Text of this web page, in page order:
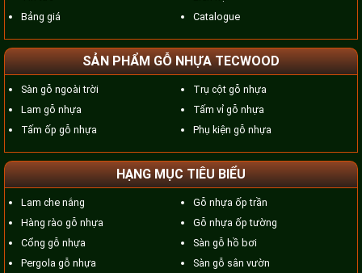
Bảng giá
Catalogue
SẢN PHẨM GỖ NHỰA TECWOOD
Sàn gỗ ngoài trời
Lam gỗ nhựa
Tấm ốp gỗ nhựa
Trụ cột gỗ nhựa
Tấm vỉ gỗ nhựa
Phụ kiện gỗ nhựa
HẠNG MỤC TIÊU BIỂU
Lam che nắng
Hàng rào gỗ nhựa
Cổng gỗ nhựa
Pergola gỗ nhựa
Gỗ nhựa ốp trần
Gỗ nhựa ốp tường
Sàn gỗ hồ bơi
Sàn gỗ sân vườn